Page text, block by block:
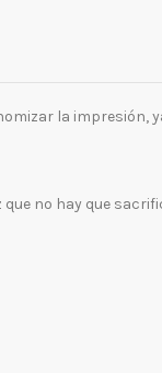
la impresión,
no hay que